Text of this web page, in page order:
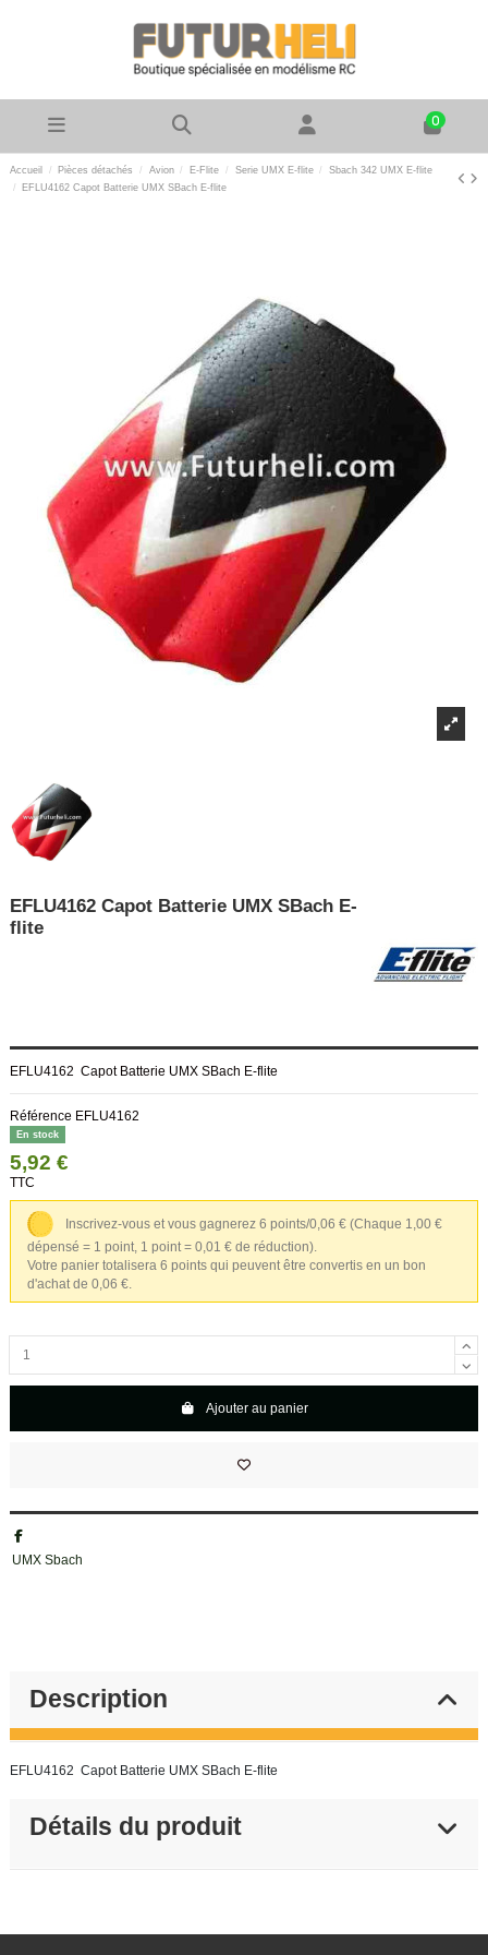
0
Accueil Pièces détachés Avion E-Flite Serie UMX E-flite
Sbach 342 UMX E-flite
EFLU4162 Capot Batterie UMX SBach E-flite
EFLU4162 Capot Batterie UMX SBach E-
flite
EFLU4162 Capot Batterie UMX SBach E-flite
Référence EFLU4162
En stock
5,92 €
TTC
Inscrivez-vous et vous gagnerez 6 points/0,06 € (Chaque 1,00 €
dépensé = 1 point, 1 point = 0,01 € de réduction).
Votre panier totalisera 6 points qui peuvent être convertis en un bon
d'achat de 0,06 €.
Ajouter au panier
UMX Sbach
Description
EFLU4162 Capot Batterie UMX SBach E-flite
Détails du produit